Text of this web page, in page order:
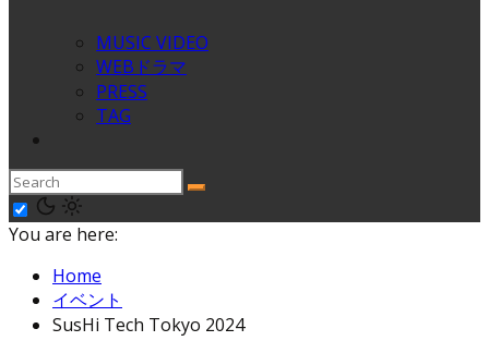
MUSIC VIDEO
WEBドラマ
PRESS
TAG
You are here:
Home
イベント
SusHi Tech Tokyo 2024